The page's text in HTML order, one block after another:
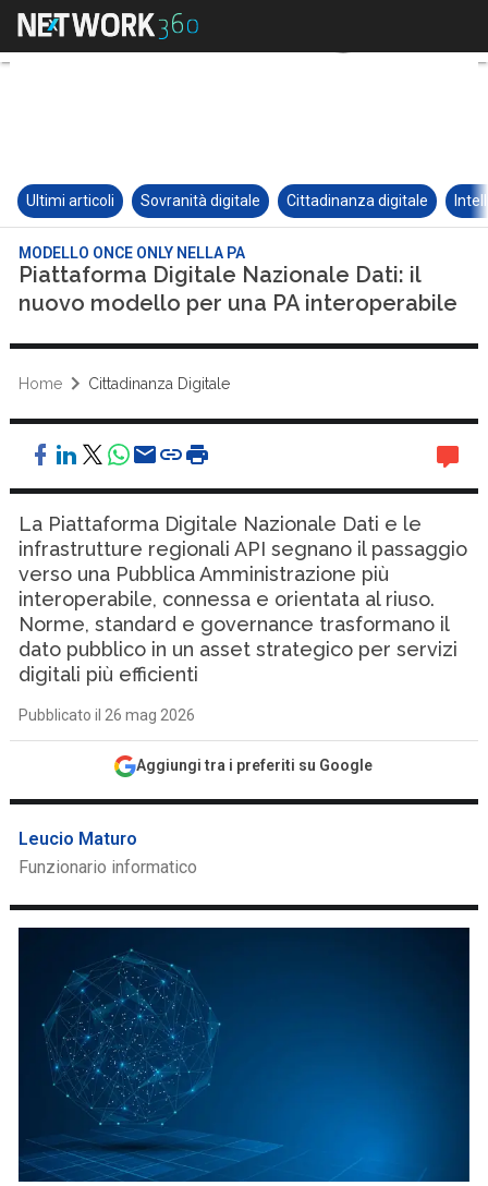
Ultimi articoli Sovranità digitale Cittadinanza digitale
MODELLO ONCE ONLY NELLA PA
Piattaforma Digitale Nazionale Dati: il
nuovo modello per una PA interoperabile
Home Cittadinanza Digitale
La Piattaforma Digitale Nazionale Dati e le
infrastrutture regionali API segnano il passaggio
verso una Pubblica Amministrazione più
interoperabile, connessa e orientata al riuso.
Norme, standard e governance trasformano il
dato pubblico in un asset strategico per servizi
digitali più efficienti
Pubblicato il 26 mag 2026
Aggiungi tra i preferiti su Google
Leucio Maturo
Funzionario informatico